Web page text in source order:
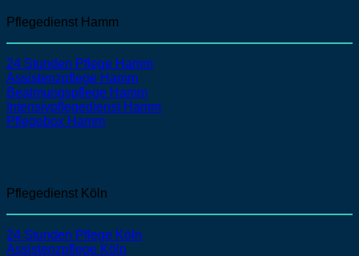
Pflegedienst Hamm
24 Stunden Pflege Hamm
Assistenzpflege Hamm
Beatmungspflege Hamm
Intensivpflegedienst Hamm
Pflegebox Hamm
Pflegedienst Köln
24 Stunden Pflege Köln
Assistenzpflege Köln